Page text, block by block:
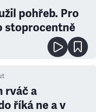
pohřeb. Pro
stoprocentně
rváč a
říká ne a v